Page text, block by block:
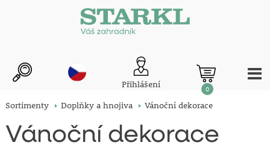
Přihlášení 0
Sortimenty Doplňky a hnojiva Vánoční dekorace
Vánoční dekorace